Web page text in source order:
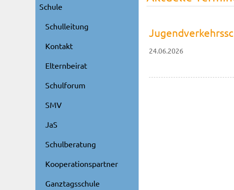
24.06.2026
Schule
Schulleitung
Kontakt
Elternbeirat
Schulforum
SMV
JaS
Schulberatung
Kooperationspartner
Ganztagsschule